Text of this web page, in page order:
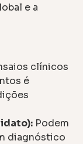
e a
clínicos
é
Podem
diagnóstico